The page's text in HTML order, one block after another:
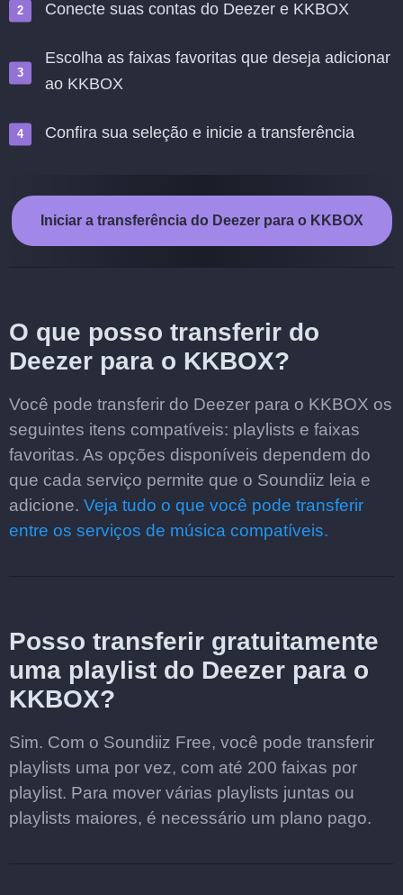
Conecte suas contas do Deezer e KKBOX
Escolha as faixas favoritas que deseja adicionar
ao KKBOX
Confira sua seleção e inicie a transferência
Iniciar a transferência do Deezer para o KKBOX
O que posso transferir do
Deezer para o KKBOX?
Você pode transferir do Deezer para o KKBOX os
seguintes itens compatíveis: playlists e faixas
favoritas. As opções disponíveis dependem do
que cada serviço permite que o Soundiiz leia e
adicione. Veja tudo o que você pode transferir
entre os serviços de música compatíveis.
Posso transferir gratuitamente
uma playlist do Deezer para o
KKBOX?
Sim. Com o Soundiiz Free, você pode transferir
playlists uma por vez, com até 200 faixas por
playlist. Para mover várias playlists juntas ou
playlists maiores, é necessário um plano pago.